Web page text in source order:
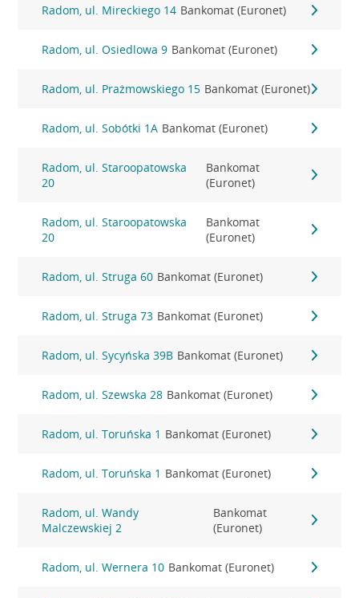
Radom, ul. Mireckiego 14 Bankomat (Euronet)
Radom, ul. Osiedlowa 9 Bankomat (Euronet)
Radom, ul. Prażmowskiego 15 Bankomat (Euronet)
Radom, ul. Sobótki 1A Bankomat (Euronet)
Radom, ul. Staroopatowska
20
Bankomat
(Euronet)
Radom, ul. Staroopatowska
20
Bankomat
(Euronet)
Radom, ul. Struga 60 Bankomat (Euronet)
Radom, ul. Struga 73 Bankomat (Euronet)
Radom, ul. Sycyńska 39B Bankomat (Euronet)
Radom, ul. Szewska 28 Bankomat (Euronet)
Radom, ul. Toruńska 1 Bankomat (Euronet)
Radom, ul. Toruńska 1 Bankomat (Euronet)
Radom, ul. Wandy
Malczewskiej 2
Bankomat
(Euronet)
Radom, ul. Wernera 10 Bankomat (Euronet)